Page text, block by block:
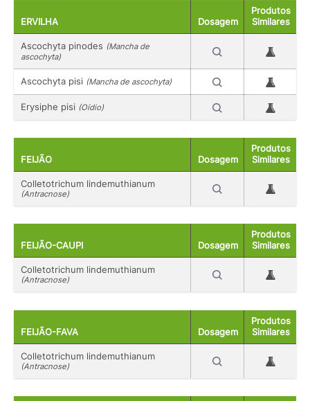
ERVILHA Dosagem
Produtos
Similares
Ascochyta pinodes (Mancha de
ascochyta)
Ascochyta pisi (Mancha de ascochyta)
Erysiphe pisi (Oídio)
FEIJÃO Dosagem
Produtos
Similares
Colletotrichum lindemuthianum
(Antracnose)
FEIJÃO-CAUPI Dosagem
Produtos
Similares
Colletotrichum lindemuthianum
(Antracnose)
FEIJÃO-FAVA Dosagem
Produtos
Similares
Colletotrichum lindemuthianum
(Antracnose)